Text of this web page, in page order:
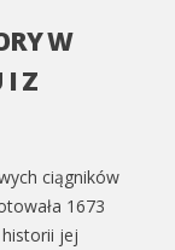
W
I Z
ciągników
1673
jej